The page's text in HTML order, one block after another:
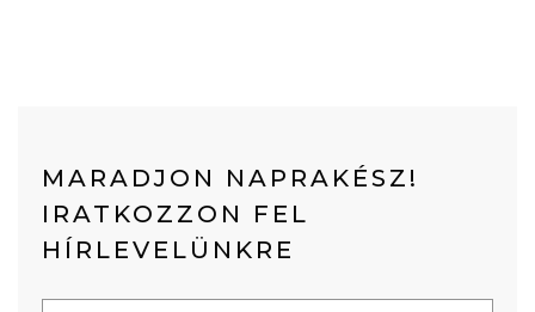
MARADJON NAPRAKÉSZ!
IRATKOZZON FEL
HÍRLEVELÜNKRE